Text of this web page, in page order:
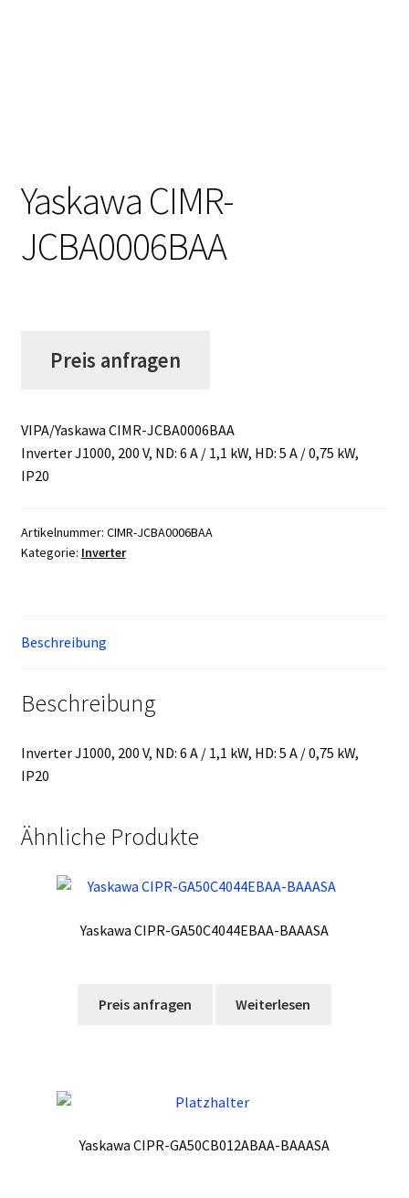
Yaskawa CIMR-
JCBA0006BAA
Preis anfragen
VIPA/Yaskawa CIMR-JCBA0006BAA
Inverter J1000, 200 V, ND: 6 A / 1,1 kW, HD: 5 A / 0,75 kW,
IP20
Artikelnummer: CIMR-JCBA0006BAA
Kategorie: Inverter
Beschreibung
Beschreibung
Inverter J1000, 200 V, ND: 6 A / 1,1 kW, HD: 5 A / 0,75 kW,
IP20
Ähnliche Produkte
Yaskawa CIPR-GA50C4044EBAA-BAAASA
Preis anfragen Weiterlesen
Yaskawa CIPR-GA50CB012ABAA-BAAASA